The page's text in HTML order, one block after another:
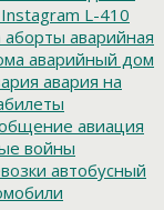
Instagram L-410
аборты аварийная
аварийный дом
авария на
авиация
войны
автобусный